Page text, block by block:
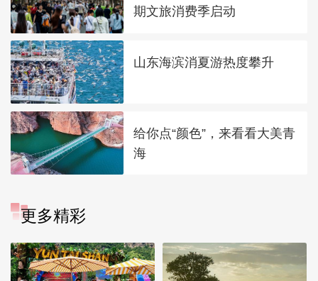
期文旅消费季启动
山东海滨消夏游热度攀升
给你点“颜色”，来看看大美青
海
更多精彩